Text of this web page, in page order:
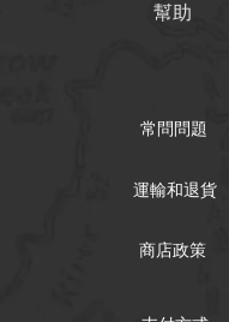
幫助
常問問題
運輸和退貨
商店政策